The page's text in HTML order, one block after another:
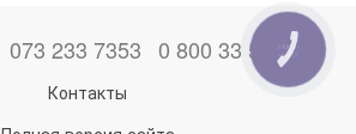
073 233 7353 0 800 33 52 06
Контакты
КНОПКА
ЗВ'ЯЗКУ